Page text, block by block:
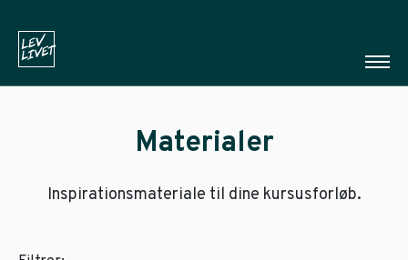
Materialer
Inspirationsmateriale til dine kursusforløb.